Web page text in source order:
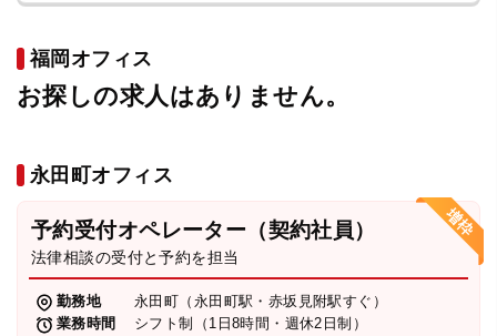
福岡オフィス
お探しの求人はありません。
永田町オフィス
予約受付オペレーター（契約社員）
法律相談の受付と予約を担当
勤務地
永田町（永田町駅・赤坂見附駅すぐ）
業務時間
シフト制（1日8時間・週休2日制）